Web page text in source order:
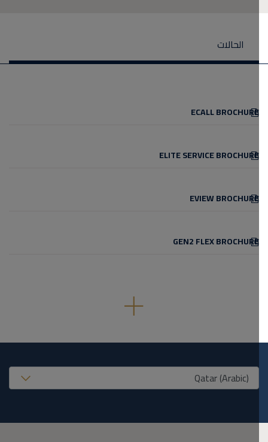
الحالات
ECALL BROCHURE
ELITE SERVICE BROCHURE
EVIEW BROCHURE
GEN2 FLEX BROCHURE
United States (EN)